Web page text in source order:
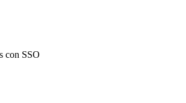
con SSO